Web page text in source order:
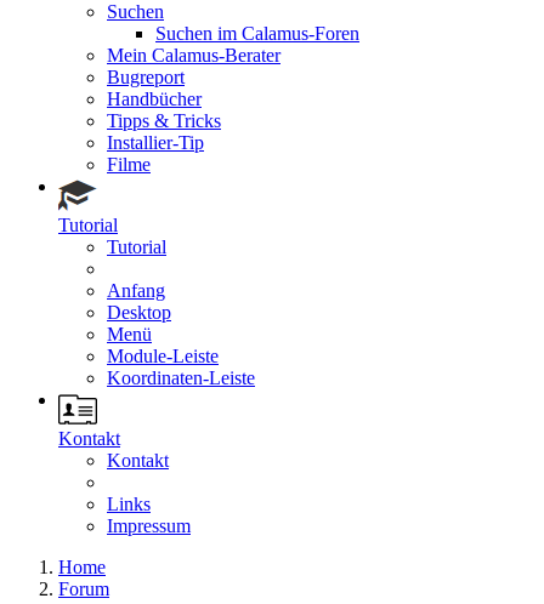
Suchen
Suchen im Calamus-Foren
Mein Calamus-Berater
Bugreport
Handbücher
Tipps & Tricks
Installier-Tip
Filme
Tutorial
Tutorial
Anfang
Desktop
Menü
Module-Leiste
Koordinaten-Leiste
Kontakt
Kontakt
Links
Impressum
Home
Forum